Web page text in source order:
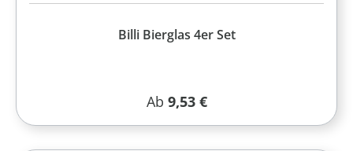
Billi Bierglas 4er Set
Regulärer Preis:
Ab 9,53 €